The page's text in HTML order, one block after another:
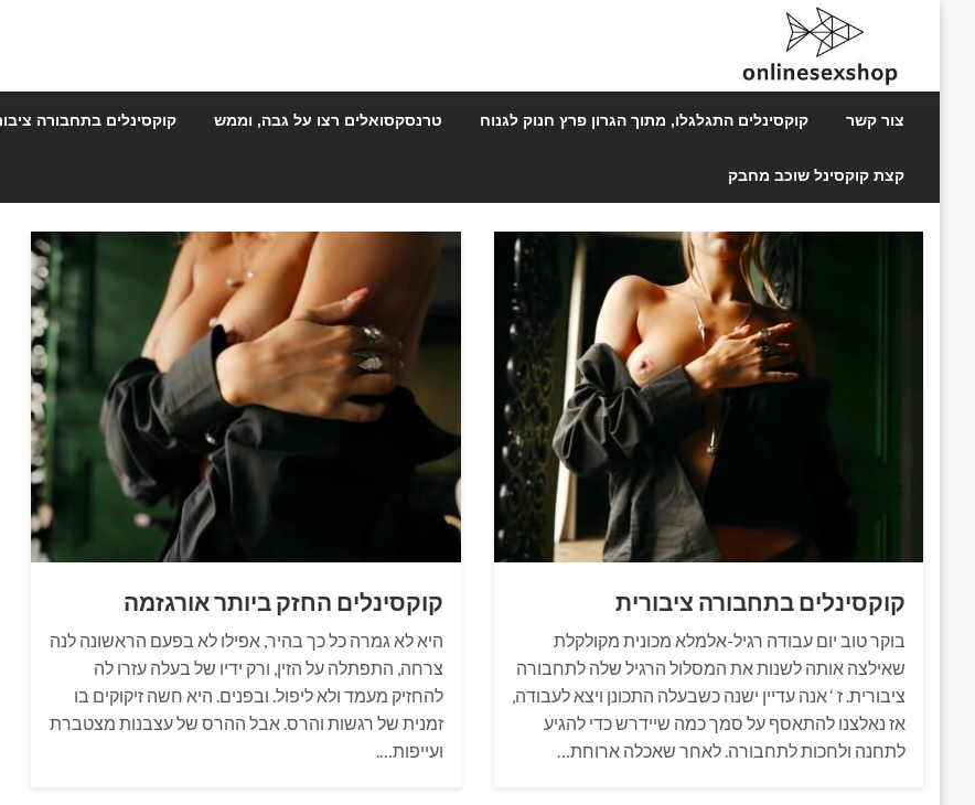
onlinesexshop
צור קשר קוקסינלים התגלגלו, מתוך הגרון פרץ חנוק לגנוח טרנסקסואלים רצו על גבה, וממש קוקסינלים בתחבורה
קצת קוקסינל שוכב מחבק
קוקסינלים בתחבורה ציבורית
בוקר טוב יום עבודה רגיל-אלמלא מכונית מקולקלת
שאילצה אותה לשנות את המסלול הרגיל שלה לתחבורה
ציבורית. ז ‘ אנה עדיין ישנה כשבעלה התכונן ויצא לעבודה,
אז נאלצנו להתאסף על סמך כמה שיידרש כדי להגיע
לתחנה ולחכות לתחבורה. לאחר שאכלה ארוחת…
קוקסינלים החזק ביותר אורגזמה
היא לא גמרה כל כך בהיר, אפילו לא בפעם הראשונה לנה
צרחה, התפתלה על הזין, ורק ידיו של בעלה עזרו לה
להחזיק מעמד ולא ליפול. ובפנים. היא חשה זיקוקים בו
זמנית של רגשות והרס. אבל ההרס של עצבנות מצטברת
ועייפות….